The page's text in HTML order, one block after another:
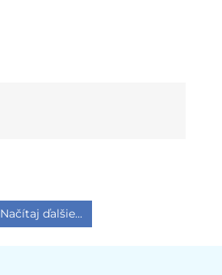
Načítaj ďalšie...